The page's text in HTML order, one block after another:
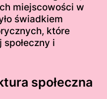
miejscowości w
świadkiem
które
społeczny i
społeczna